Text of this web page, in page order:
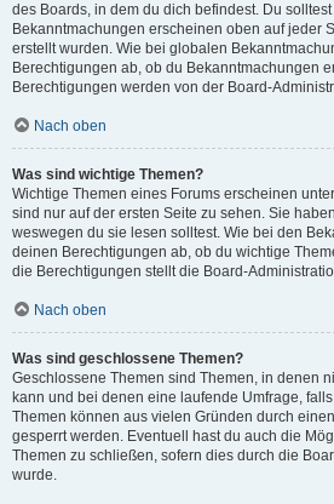
des Boards, in dem du dich befindest. Du
Bekanntmachungen erscheinen oben auf jeder
erstellt wurden. Wie bei globalen
Berechtigungen ab, ob du Bekanntmachungen
Berechtigungen werden von der Board-
Nach oben
Was sind wichtige Themen?
Wichtige Themen eines Forums erscheinen
sind nur auf der ersten Seite zu sehen. Sie
weswegen du sie lesen solltest. Wie bei den
deinen Berechtigungen ab, ob du wichtige
die Berechtigungen stellt die Board-
Nach oben
Was sind geschlossene Themen?
Geschlossene Themen sind Themen, in denen
kann und bei denen eine laufende Umfrage,
Themen können aus vielen Gründen durch
gesperrt werden. Eventuell hast du auch die
Themen zu schließen, sofern dies durch die
wurde.